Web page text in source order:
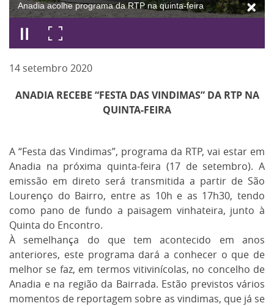
Anadia acolhe programa da RTP na quinta-feira
14 setembro 2020
ANADIA RECEBE “FESTA DAS VINDIMAS” DA RTP NA
QUINTA-FEIRA
A “Festa das Vindimas”, programa da RTP, vai estar em
Anadia na próxima quinta-feira (17 de setembro). A
emissão em direto será transmitida a partir de São
Lourenço do Bairro, entre as 10h e as 17h30, tendo
como pano de fundo a paisagem vinhateira, junto à
Quinta do Encontro.
À semelhança do que tem acontecido em anos
anteriores, este programa dará a conhecer o que de
melhor se faz, em termos vitivinícolas, no concelho de
Anadia e na região da Bairrada. Estão previstos vários
momentos de reportagem sobre as vindimas, que já se